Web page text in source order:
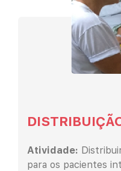
Atividade:
para os pacientes